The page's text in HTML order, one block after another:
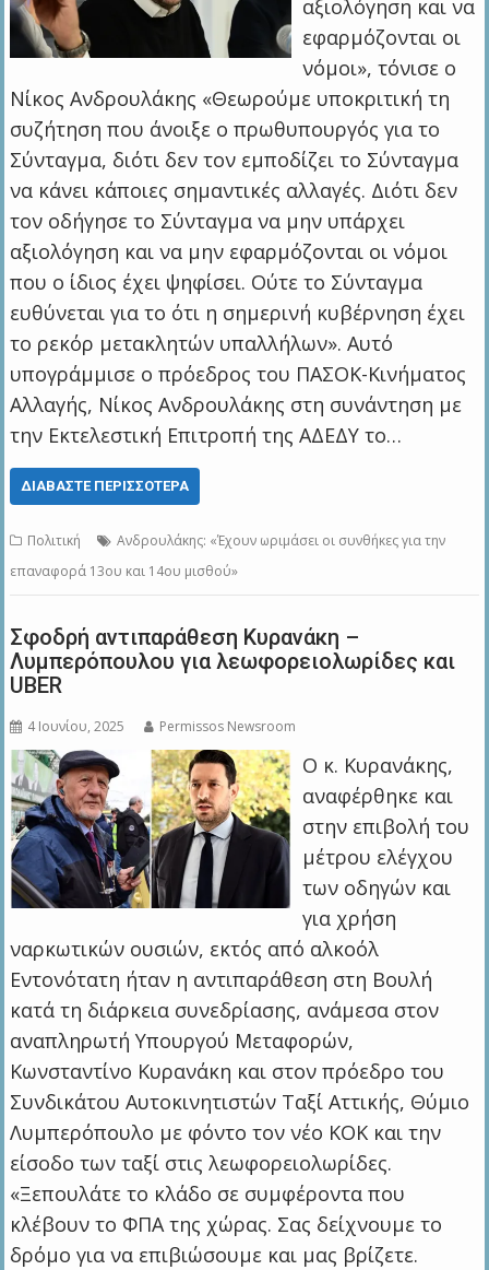
αξιολόγηση και να
εφαρμόζονται οι
νόμοι», τόνισε ο
Νίκος Ανδρουλάκης «Θεωρούμε υποκριτική τη
συζήτηση που άνοιξε ο πρωθυπουργός για το
Σύνταγμα, διότι δεν τον εμποδίζει το Σύνταγμα
να κάνει κάποιες σημαντικές αλλαγές. Διότι δεν
τον οδήγησε το Σύνταγμα να μην υπάρχει
αξιολόγηση και να μην εφαρμόζονται οι νόμοι
που ο ίδιος έχει ψηφίσει. Ούτε το Σύνταγμα
ευθύνεται για το ότι η σημερινή κυβέρνηση έχει
το ρεκόρ μετακλητών υπαλλήλων». Αυτό
υπογράμμισε ο πρόεδρος του ΠΑΣΟΚ-Κινήματος
Αλλαγής, Νίκος Ανδρουλάκης στη συνάντηση με
την Εκτελεστική Επιτροπή της ΑΔΕΔΥ το…
ΔΙΑΒΆΣΤΕ ΠΕΡΙΣΣΌΤΕΡΑ
Πολιτική
Ανδρουλάκης: «Έχουν ωριμάσει οι συνθήκες για την
επαναφορά 13ου και 14ου μισθού»
Σφοδρή αντιπαράθεση Κυρανάκη –
Λυμπερόπουλου για λεωφορειολωρίδες και
UBER
4 Ιουνίου, 2025 Permissos Newsroom
Ο κ. Κυρανάκης,
αναφέρθηκε και
στην επιβολή του
μέτρου ελέγχου
των οδηγών και
για χρήση
ναρκωτικών ουσιών, εκτός από αλκοόλ
Εντονότατη ήταν η αντιπαράθεση στη Βουλή
κατά τη διάρκεια συνεδρίασης, ανάμεσα στον
αναπληρωτή Υπουργού Μεταφορών,
Κωνσταντίνο Κυρανάκη και στον πρόεδρο του
Συνδικάτου Αυτοκινητιστών Ταξί Αττικής, Θύμιο
Λυμπερόπουλο με φόντο τον νέο ΚΟΚ και την
είσοδο των ταξί στις λεωφορειολωρίδες.
«Ξεπουλάτε το κλάδο σε συμφέροντα που
κλέβουν το ΦΠΑ της χώρας. Σας δείχνουμε το
δρόμο για να επιβιώσουμε και μας βρίζετε.